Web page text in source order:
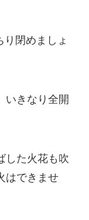
閉めましょ
いきなり全開
した火花も吹
はできませ